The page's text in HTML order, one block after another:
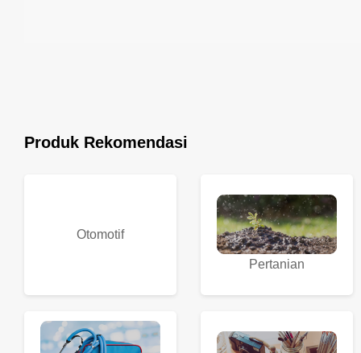
Produk Rekomendasi
Otomotif
Pertanian